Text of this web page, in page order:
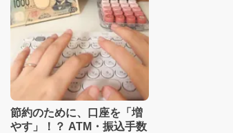
節約のために、口座を「増
やす」！？ ATM・振込手数